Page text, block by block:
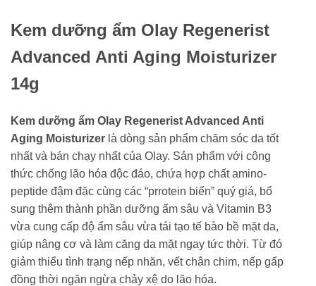
Kem dưỡng ẩm Olay Regenerist
Advanced Anti Aging Moisturizer
14g
Kem dưỡng ẩm Olay Regenerist Advanced Anti
Aging Moisturizer là dòng sản phẩm chăm sóc da tốt
nhất và bán chạy nhất của Olay. Sản phẩm với công
thức chống lão hóa độc đáo, chứa hợp chất amino-
peptide đậm đặc cùng các “prrotein biển” quý giá, bổ
sung thêm thành phần dưỡng ẩm sâu và Vitamin B3
vừa cung cấp độ ẩm sâu vừa tái tạo tế bào bề mặt da,
giúp nâng cơ và làm căng da mặt ngay tức thời. Từ đó
giảm thiểu tình trạng nếp nhăn, vết chân chim, nếp gấp
đồng thời ngăn ngừa chảy xệ do lão hóa.